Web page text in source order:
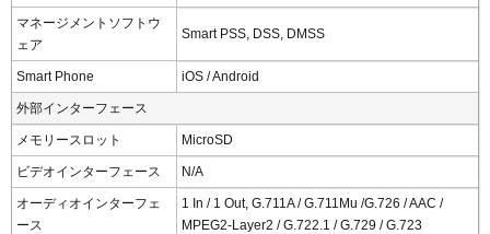
マネージメントソフトウ
ェア
Smart PSS, DSS, DMSS
Smart Phone iOS / Android
外部インターフェース
メモリースロット MicroSD
ビデオインターフェース N/A
オーディオインターフェ
ース
1 In / 1 Out, G.711A / G.711Mu /G.726 / AAC /
MPEG2-Layer2 / G.722.1 / G.729 / G.723